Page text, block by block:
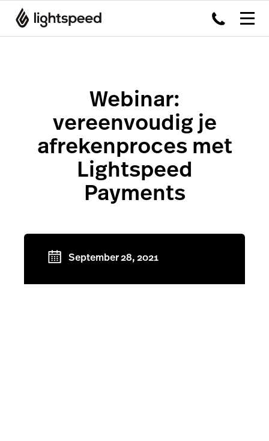
Webinar:
vereenvoudig je
afrekenproces met
Lightspeed
Payments
September 28, 2021